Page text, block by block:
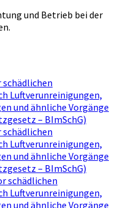
und Betrieb bei der
schädlichen
Luftverunreinigungen,
und ähnliche Vorgänge
– BImSchG)
schädlichen
Luftverunreinigungen,
und ähnliche Vorgänge
– BImSchG)
schädlichen
Luftverunreinigungen,
und ähnliche Vorgänge